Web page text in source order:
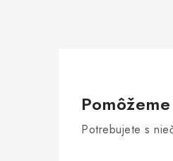
Potrebujete s